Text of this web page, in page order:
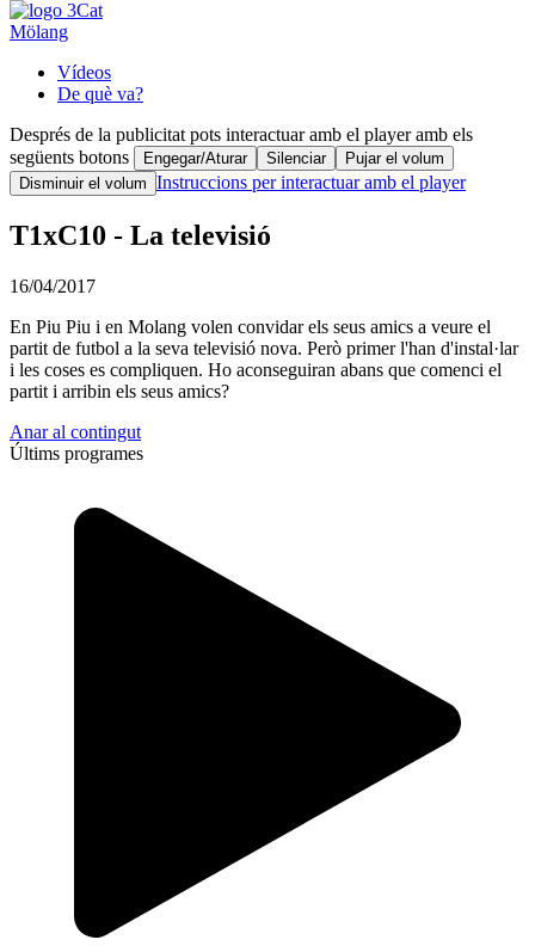
Mölang
Vídeos
De què va?
Després de la publicitat pots interactuar amb el player amb els
següents botons
Engegar/Aturar Silenciar
Pujar el volum
Disminuir el volum Instruccions per interactuar amb el player
T1xC10 - La televisió
16/04/2017
En Piu Piu i en Molang volen convidar els seus amics a veure el
partit de futbol a la seva televisió nova. Però primer l'han d'instal·lar
i les coses es compliquen. Ho aconseguiran abans que comenci el
partit i arribin els seus amics?
Anar al contingut
Últims programes